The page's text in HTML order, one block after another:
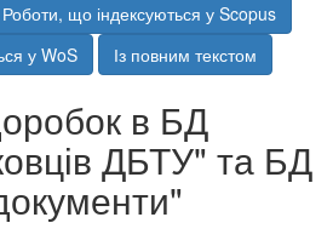
Роботи, що індексуються у Scopus
у WoS
Із повним текстом
в БД
ДБТУ" та БД